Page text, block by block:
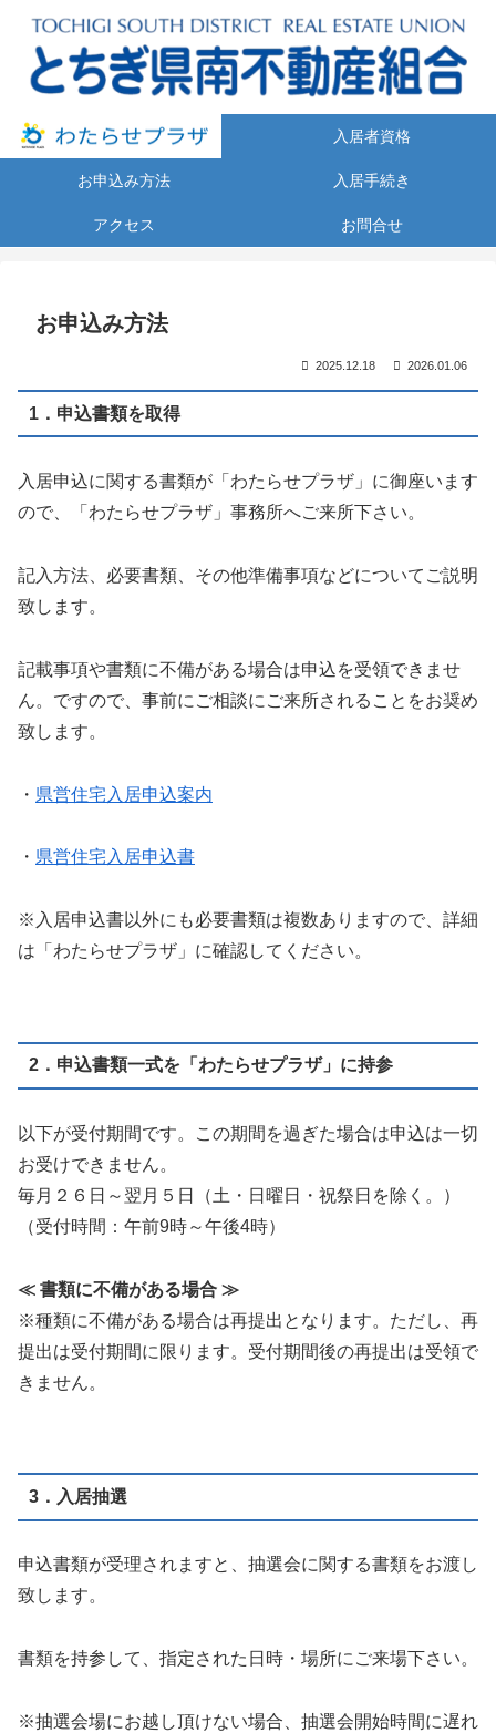
入居者資格
お申込み方法 入居手続き
アクセス お問合せ
お申込み方法
2025.12.18 2026.01.06
1．申込書類を取得
入居申込に関する書類が「わたらせプラザ」に御座います
ので、「わたらせプラザ」事務所へご来所下さい。
記入方法、必要書類、その他準備事項などについてご説明
致します。
記載事項や書類に不備がある場合は申込を受領できませ
ん。ですので、事前にご相談にご来所されることをお奨め
致します。
・ 県営住宅入居申込案内
・ 県営住宅入居申込書
※入居申込書以外にも必要書類は複数ありますので、詳細
は「わたらせプラザ」に確認してください。
2．申込書類一式を「わたらせプラザ」に持参
以下が受付期間です。この期間を過ぎた場合は申込は一切
お受けできません。
毎月２６日～翌月５日（土・日曜日・祝祭日を除く。）
（受付時間：午前9時～午後4時）
≪ 書類に不備がある場合 ≫
※種類に不備がある場合は再提出となります。ただし、再
提出は受付期間に限ります。受付期間後の再提出は受領で
きません。
3．入居抽選
申込書類が受理されますと、抽選会に関する書類をお渡し
致します。
書類を持参して、指定された日時・場所にご来場下さい。
※抽選会場にお越し頂けない場合、抽選会開始時間に遅れ